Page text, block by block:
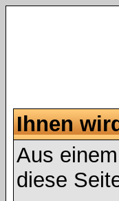
Ihnen
Aus
diese